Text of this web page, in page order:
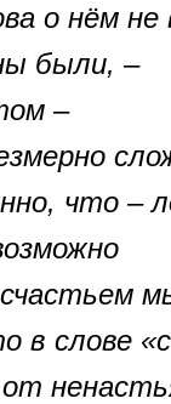
о нём не
были, –
–
что –
в слове
от